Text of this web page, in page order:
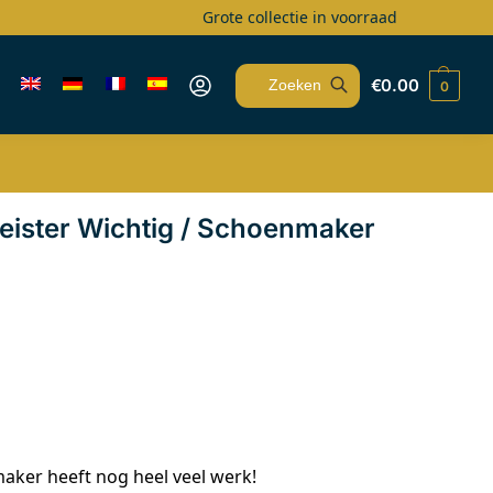
Grote collectie in voorraad
€0.00 0
Wichtig / Schoenmaker
heeft nog heel veel werk!